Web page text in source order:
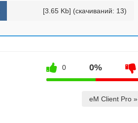
[3.65 Kb] (cкачиваний: 13)
0 0%
eM Client Pro »